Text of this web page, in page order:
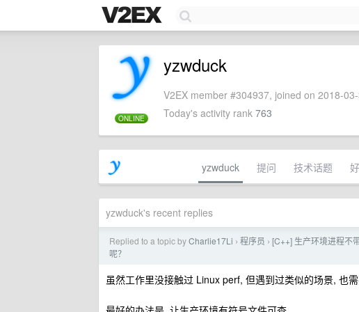
ONLINE
yzwduck
V2EX member #304937, joined on 2018-
Today's activity rank 763
yzwduck 提问 技术话题
yzwduck's recent replies
Replied to a topic byCharlie17Li › 程序员 › [C++] 生产环境进程不
呢？
虽然工作里没接触过 Linux perf, 但遇到过类似的场景, 也